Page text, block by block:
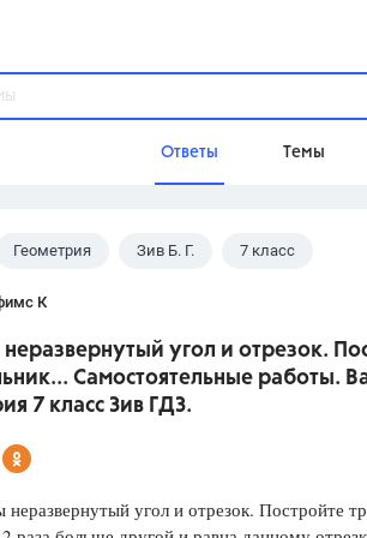
Ответы Темы
Домашнее
Школа
Геометрия Зив Б. Г. 7 класс
К
угол и отрезок.
Самостоятельные работы.
7 класс Зив ГДЗ.
угол и отрезок. Постройте